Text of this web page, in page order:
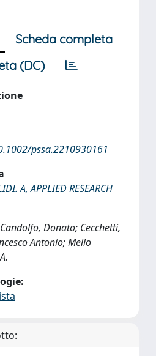
Scheda completa
(DC)
pssa.2210930161
A, APPLIED RESEARCH
Donato; Cecchetti,
Antonio; Mello